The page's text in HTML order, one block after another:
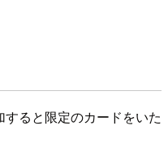
ると限定のカードをいた